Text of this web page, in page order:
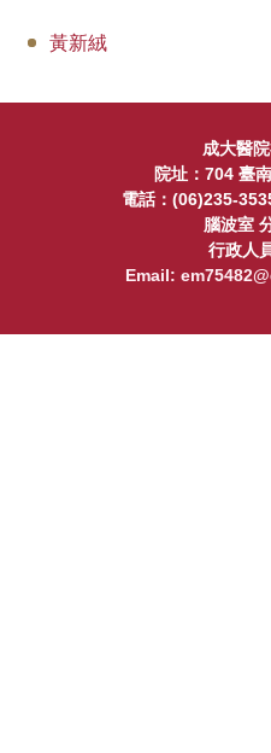
黃新絨
成大醫
院址：704 臺
電話：(06)235-
腦波室
行政人
Email: